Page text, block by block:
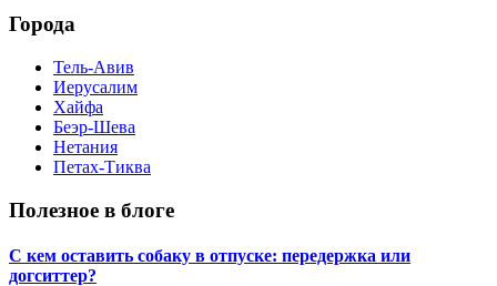
Города
Тель-Авив
Иерусалим
Хайфа
Беэр-Шева
Нетания
Петах-Тиква
Полезное в блоге
С кем оставить собаку в отпуске: передержка или
догситтер?